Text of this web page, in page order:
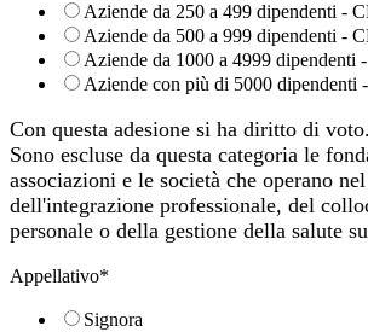
Aziende da 250 a 499 dipendenti -
Aziende da 500 a 999 dipendenti -
Aziende da 1000 a 4999 dipendenti
Aziende con più di 5000 dipendenti
Con questa adesione si ha diritto di voto.
Sono escluse da questa categoria le
associazioni e le società che operano
dell'integrazione professionale, del
personale o della gestione della salute
Appellativo*
Signora